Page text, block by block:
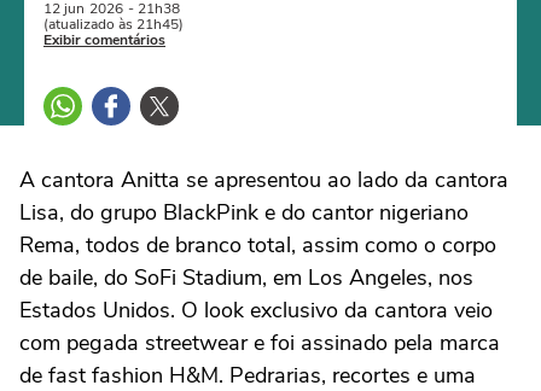
12 jun 2026 - 21h38
(atualizado às 21h45)
Exibir comentários
A cantora Anitta se apresentou ao lado da cantora
Lisa, do grupo BlackPink e do cantor nigeriano
Rema, todos de branco total, assim como o corpo
de baile, do SoFi Stadium, em Los Angeles, nos
Estados Unidos. O look exclusivo da cantora veio
com pegada streetwear e foi assinado pela marca
de fast fashion H&M. Pedrarias, recortes e uma